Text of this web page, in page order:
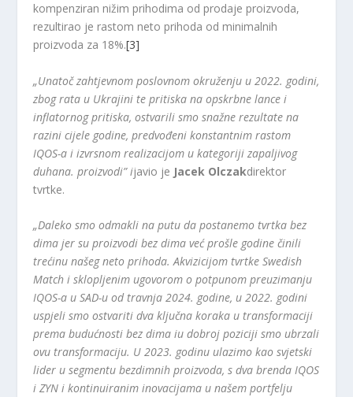
kompenziran nižim prihodima od prodaje proizvoda,
rezultirao je rastom neto prihoda od minimalnih
proizvoda za 18%.[3]
„Unatoč zahtjevnom poslovnom okruženju u 2022. godini,
zbog rata u Ukrajini te pritiska na opskrbne lance i
inflatornog pritiska, ostvarili smo snažne rezultate na
razini cijele godine, predvođeni konstantnim rastom
IQOS-a i izvrsnom realizacijom u kategoriji zapaljivog
duhana. proizvodi” ijavio je Jacek Olczakdirektor
tvrtke.
„Daleko smo odmakli na putu da postanemo tvrtka bez
dima jer su proizvodi bez dima već prošle godine činili
trećinu našeg neto prihoda. Akvizicijom tvrtke Swedish
Match i sklopljenim ugovorom o potpunom preuzimanju
IQOS-a u SAD-u od travnja 2024. godine, u 2022. godini
uspjeli smo ostvariti dva ključna koraka u transformaciji
prema budućnosti bez dima iu dobroj poziciji smo ubrzali
ovu transformaciju. U 2023. godinu ulazimo kao svjetski
lider u segmentu bezdimnih proizvoda, s dva brenda IQOS
i ZYN i kontinuiranim inovacijama u našem portfelju